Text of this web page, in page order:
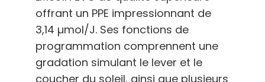
offrant un PPE impressionnant de
3,14 µmol/J. Ses fonctions de
programmation comprennent une
gradation simulant le lever et le
coucher du soleil, ainsi que plusieurs